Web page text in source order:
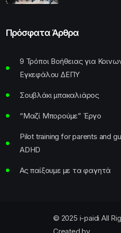
Πρόσφατα Άρθρα
9 Τρόποι Βοήθειας για
Εγκεφάλου ΔΕΠΥ
Σουβλάκι μπακαλιάρος
“Μαζί Μπορούμε” Έργο
Pilot training for parents and
ADHD
Ας παίξουμε με τα φαγητά
© 2025 i-paidi All